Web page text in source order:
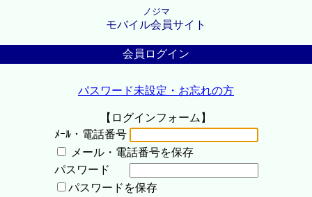
ノジマ
モバイル会員サイト
会員ログイン
パスワード未設定・お忘れの方
【ログインフォーム】
ﾒｰﾙ・電話番号
メール・電話番号を保存
パスワード
パスワードを保存